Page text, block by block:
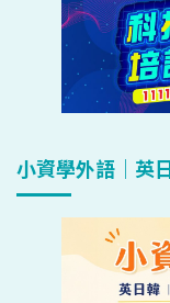
小資學外語｜英